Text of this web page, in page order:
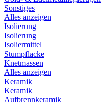
Sonstiges
Alles anzeigen
Isolierung
Isolierung
Isoliermittel
Stumpflacke
Knetmassen
Alles anzeigen
Keramik
Keramik
Aufbrennkeramik